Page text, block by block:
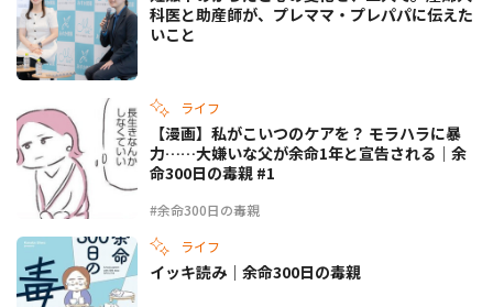
科医と助産師が、プレママ・プレパパに伝えた
いこと
ライフ
#余命300日の毒親
【漫画】私がこいつのケアを？ モラハラに暴
力……大嫌いな父が余命1年と宣告される｜余
命300日の毒親 #1
ライフ
イッキ読み｜余命300日の毒親